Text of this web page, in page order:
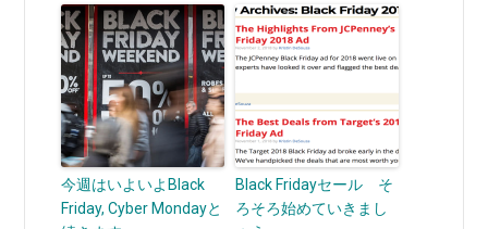
今週はいよいよBlack
Friday, Cyber Mondayと
Black Fridayセール そ
ろそろ始めていきまし